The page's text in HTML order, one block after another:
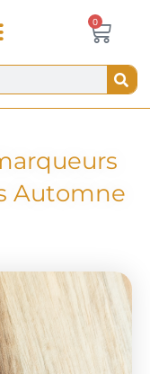
€ 0
Automne